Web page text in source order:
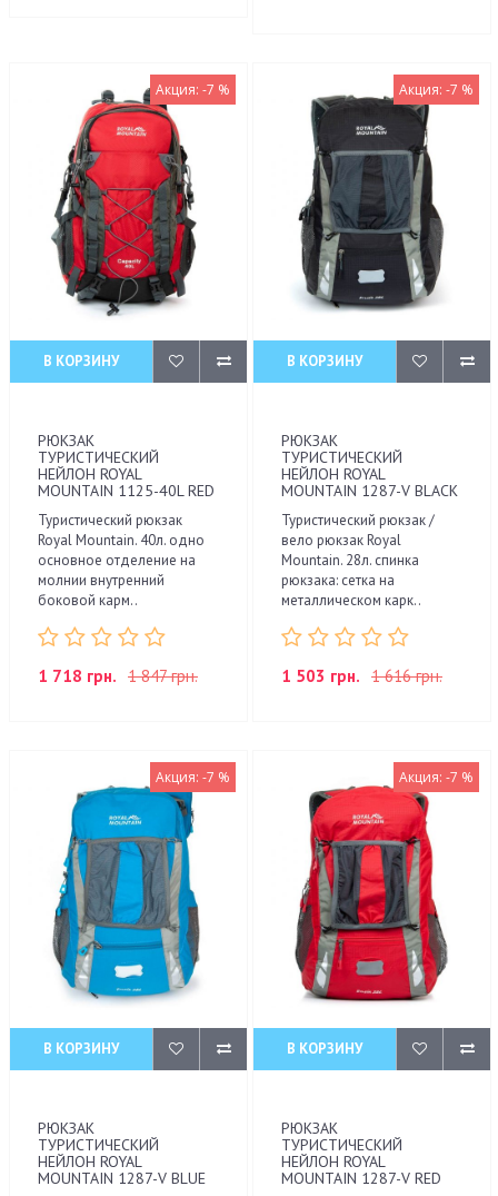
Акция: -7 %
В КОРЗИНУ
РЮКЗАК
ТУРИСТИЧЕСКИЙ
НЕЙЛОН ROYAL
MOUNTAIN 1125-40L RED
Туристический рюкзак
Royal Mountain. 40л. одно
основное отделение на
молнии внутренний
боковой карм..
1 718 грн. 1 847 грн.
Акция: -7 %
В КОРЗИНУ
РЮКЗАК
ТУРИСТИЧЕСКИЙ
НЕЙЛОН ROYAL
MOUNTAIN 1287-V BLACK
Туристический рюкзак /
вело рюкзак Royal
Mountain. 28л. спинка
рюкзака: сетка на
металлическом карк..
1 503 грн. 1 616 грн.
Акция: -7 %
В КОРЗИНУ
РЮКЗАК
ТУРИСТИЧЕСКИЙ
НЕЙЛОН ROYAL
MOUNTAIN 1287-V BLUE
Акция: -7 %
В КОРЗИНУ
РЮКЗАК
ТУРИСТИЧЕСКИЙ
НЕЙЛОН ROYAL
MOUNTAIN 1287-V RED